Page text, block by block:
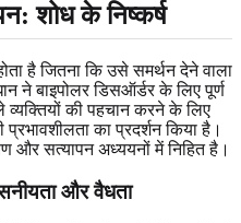
शोध के निष्कर्ष
है जितना कि उसे समर्थन देने वाला
ने बाइपोलर डिसऑर्डर के लिए पूर्ण
व्यक्तियों की पहचान करने के लिए
का प्रदर्शन किया है।
और सत्यापन अध्ययनों में निहित है।
और वैधता